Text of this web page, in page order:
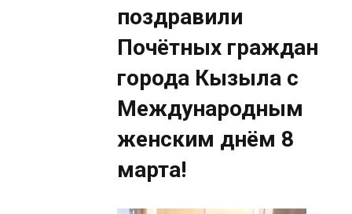
поздравили
Почётных граждан
города Кызыла с
Международным
женским днём 8
марта!